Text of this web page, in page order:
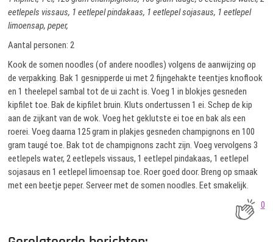
eetlepels vissaus, 1 eetlepel pindakaas, 1 eetlepel sojasaus, 1 eetlepel
limoensap, peper,
Aantal personen: 2
Kook de somen noodles (of andere noodles) volgens de aanwijzing op
de verpakking. Bak 1 gesnipperde ui met 2 fijngehakte teentjes knoflook
en 1 theelepel sambal tot de ui zacht is. Voeg 1 in blokjes gesneden
kipfilet toe. Bak de kipfilet bruin. Kluts ondertussen 1 ei. Schep de kip
aan de zijkant van de wok. Voeg het geklutste ei toe en bak als een
roerei. Voeg daarna 125 gram in plakjes gesneden champignons en 100
gram taugé toe. Bak tot de champignons zacht zijn. Voeg vervolgens 3
eetlepels water, 2 eetlepels vissaus, 1 eetlepel pindakaas, 1 eetlepel
sojasaus en 1 eetlepel limoensap toe. Roer goed door. Breng op smaak
met een beetje peper. Serveer met de somen noodles. Eet smakelijk.
0